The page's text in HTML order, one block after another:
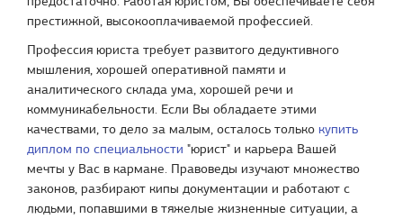
престижной, высокооплачиваемой профессией.
Профессия юриста требует развитого дедуктивного
мышления, хорошей оперативной памяти и
аналитического склада ума, хорошей речи и
коммуникабельности. Если Вы обладаете этими
качествами, то дело за малым, осталось только купить
диплом по специальности "юрист" и карьера Вашей
мечты у Вас в кармане. Правоведы изучают множество
законов, разбирают кипы документации и работают с
людьми, попавшими в тяжелые жизненные ситуации, а